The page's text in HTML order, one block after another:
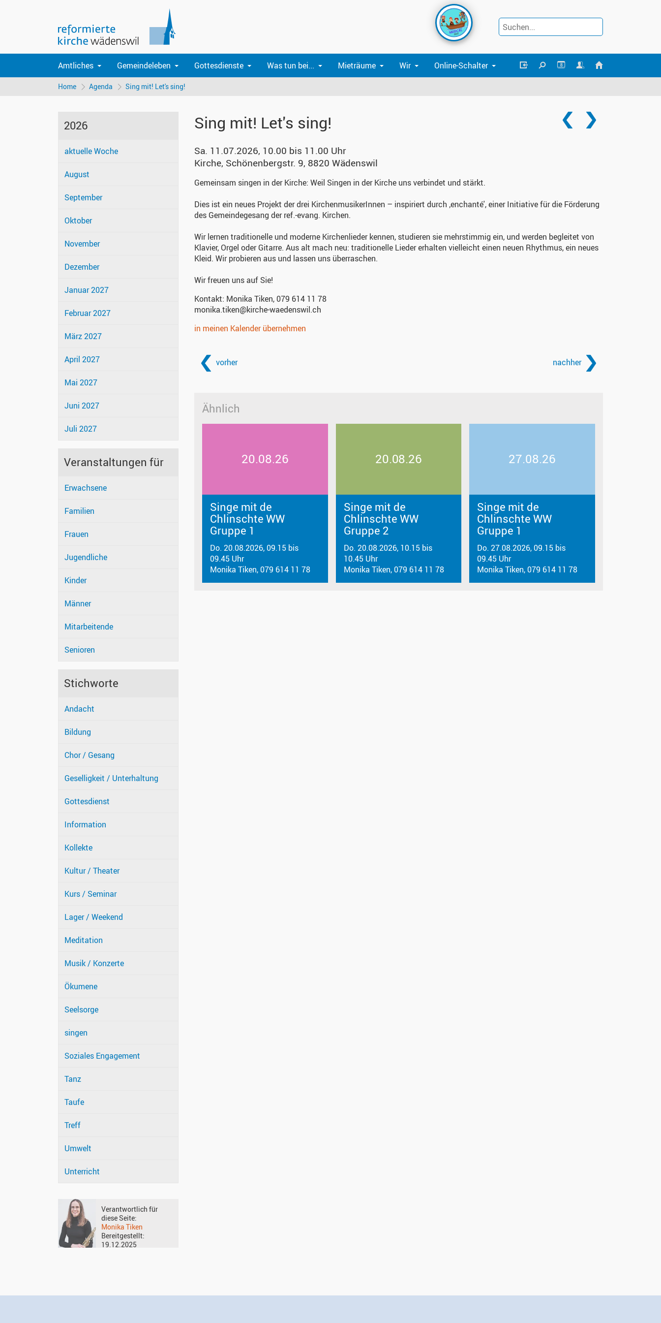
8
Amtliches Gemeindeleben Gottesdienste Was tun bei... Mieträume Wir Online-Schalter
Home Agenda Sing mit! Let's sing!
2026
aktuelle Woche
August
September
Oktober
November
Dezember
Januar 2027
Februar 2027
März 2027
April 2027
Mai 2027
Juni 2027
Juli 2027
Veranstaltungen für
Erwachsene
Familien
Frauen
Jugendliche
Kinder
Männer
Mitarbeitende
Senioren
Stichworte
Andacht
Bildung
Chor / Gesang
Geselligkeit / Unterhaltung
Gottesdienst
Information
Kollekte
Kultur / Theater
Kurs / Seminar
Lager / Weekend
Meditation
Musik / Konzerte
Ökumene
Seelsorge
singen
Soziales Engagement
Tanz
Taufe
Treff
Umwelt
Unterricht
Verantwortlich für
diese Seite:
Monika Tiken
Bereitgestellt:
19.12.2025
Sing mit! Let's sing!
Sa. 11.07.2026, 10.00 bis 11.00 Uhr
Kirche, Schönenbergstr. 9, 8820 Wädenswil
Gemeinsam singen in der Kirche: Weil Singen in der Kirche uns verbindet und stärkt.
Dies ist ein neues Projekt der drei KirchenmusikerInnen – inspiriert durch ‚enchanté', einer Initiative für die Förderung
des Gemeindegesang der ref.-evang. Kirchen.
Wir lernen traditionelle und moderne Kirchenlieder kennen, studieren sie mehrstimmig ein, und werden begleitet von
Klavier, Orgel oder Gitarre. Aus alt mach neu: traditionelle Lieder erhalten vielleicht einen neuen Rhythmus, ein neues
Kleid. Wir probieren aus und lassen uns überraschen.
Wir freuen uns auf Sie!
Kontakt: Monika Tiken, 079 614 11 78‬
monika.tiken@kirche-waedenswil.ch
in meinen Kalender übernehmen
vorher nachher
Ähnlich
20.08.26
Singe mit de
Chlinschte WW
Gruppe 1
Do. 20.08.2026, 09.15 bis
09.45 Uhr
Monika Tiken, 079 614 11 78‬
20.08.26
Singe mit de
Chlinschte WW
Gruppe 2
Do. 20.08.2026, 10.15 bis
10.45 Uhr
Monika Tiken, 079 614 11 78‬
27.08.26
Singe mit de
Chlinschte WW
Gruppe 1
Do. 27.08.2026, 09.15 bis
09.45 Uhr
Monika Tiken, 079 614 11 78‬